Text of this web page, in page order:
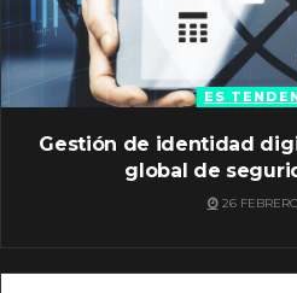
ES
Gestión de identidad
global de
26